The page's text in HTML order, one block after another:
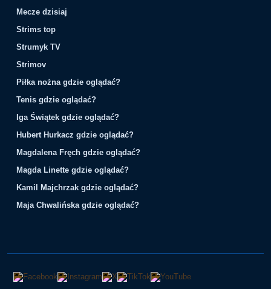
Mecze dzisiaj
Strims top
Strumyk TV
Strimov
Piłka nożna gdzie oglądać?
Tenis gdzie oglądać?
Iga Świątek gdzie oglądać?
Hubert Hurkacz gdzie oglądać?
Magdalena Fręch gdzie oglądać?
Magda Linette gdzie oglądać?
Kamil Majchrzak gdzie oglądać?
Maja Chwalińska gdzie oglądać?